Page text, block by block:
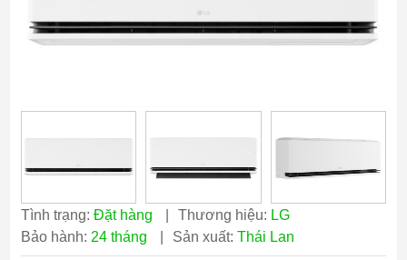
Tình trạng:Đặt hàng Thương hiệu: LG
Bảo hành: 24 tháng Sản xuất:Thái Lan